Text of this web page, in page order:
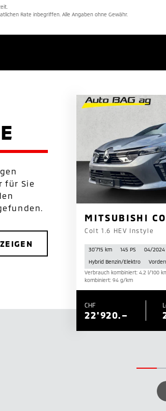
Rate inbegriffen. Alle Angaben ohne Gewähr.
für Sie
MITSUBISHI
Colt 1.6 HEV Instyle
30'715 km 145 PS 04/2024
Hybrid Benzin/Elektro
Verbrauch kombiniert: 4.2 l/100
kombiniert: 94 g/km
CHF
22'920.–